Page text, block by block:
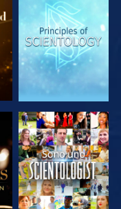
ESPLORA LE
SERIE
GUARDA